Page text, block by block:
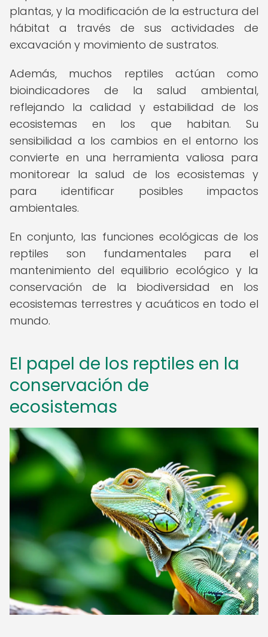
plantas, y la modificación de la estructura del
hábitat a través de sus actividades de
excavación y movimiento de sustratos.
Además, muchos reptiles actúan como
bioindicadores de la salud ambiental,
reflejando la calidad y estabilidad de los
ecosistemas en los que habitan. Su
sensibilidad a los cambios en el entorno los
convierte en una herramienta valiosa para
monitorear la salud de los ecosistemas y
para identificar posibles impactos
ambientales.
En conjunto, las funciones ecológicas de los
reptiles son fundamentales para el
mantenimiento del equilibrio ecológico y la
conservación de la biodiversidad en los
ecosistemas terrestres y acuáticos en todo el
mundo.
El papel de los reptiles en la
conservación de
ecosistemas